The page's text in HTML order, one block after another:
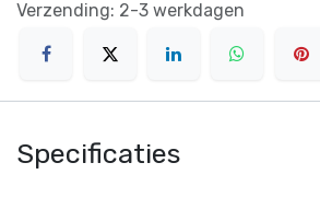
Verzending: 2-3 werkdagen
Specificaties